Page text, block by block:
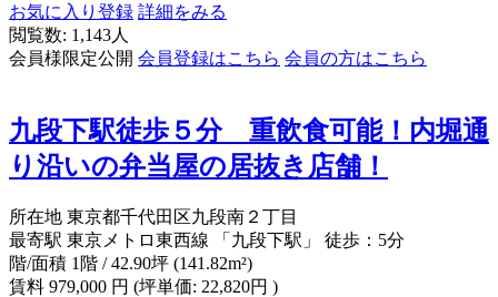
お気に入り登録 詳細をみる
閲覧数: 1,143人
会員様限定公開 会員登録はこちら 会員の方はこちら
九段下駅徒歩５分 重飲食可能！内堀通
り沿いの弁当屋の居抜き店舗！
所在地 東京都千代田区九段南２丁目
最寄駅 東京メトロ東西線 「九段下駅」 徒歩：5分
階/面積 1階 / 42.90坪 (141.82m²)
賃料 979,000 円 (坪単価: 22,820円 )